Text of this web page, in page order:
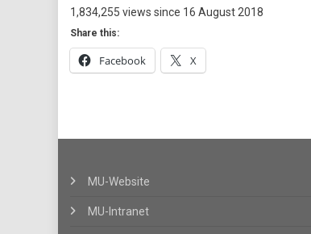
1,834,255 views since 16 August 2018
Share this:
Facebook X
MU-Website
MU-Intranet